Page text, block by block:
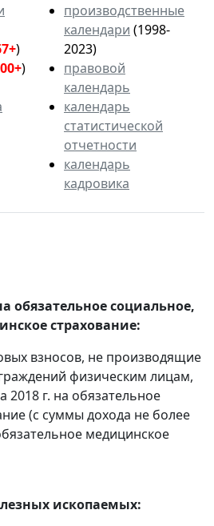
)
)
производственные
календари (1998-
2023)
правовой
календарь
календарь
статистической
отчетности
календарь
кадровика
обязательное социальное,
страхование:
взносов, не производящие
физическим лицам,
2018 г. на обязательное
(с суммы дохода не более
медицинское
ископаемых: